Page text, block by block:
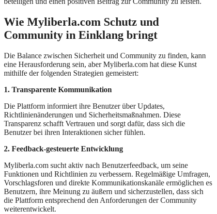
Wie Myliberla.com Schutz und
Community in Einklang bringt
Die Balance zwischen Sicherheit und Community zu finden, kann
eine Herausforderung sein, aber Myliberla.com hat diese Kunst
mithilfe der folgenden Strategien gemeistert:
1. Transparente Kommunikation
Die Plattform informiert ihre Benutzer über Updates,
Richtlinienänderungen und Sicherheitsmaßnahmen. Diese
Transparenz schafft Vertrauen und sorgt dafür, dass sich die
Benutzer bei ihren Interaktionen sicher fühlen.
2. Feedback-gesteuerte Entwicklung
Myliberla.com sucht aktiv nach Benutzerfeedback, um seine
Funktionen und Richtlinien zu verbessern. Regelmäßige Umfragen,
Vorschlagsforen und direkte Kommunikationskanäle ermöglichen es
Benutzern, ihre Meinung zu äußern und sicherzustellen, dass sich
die Plattform entsprechend den Anforderungen der Community
weiterentwickelt.